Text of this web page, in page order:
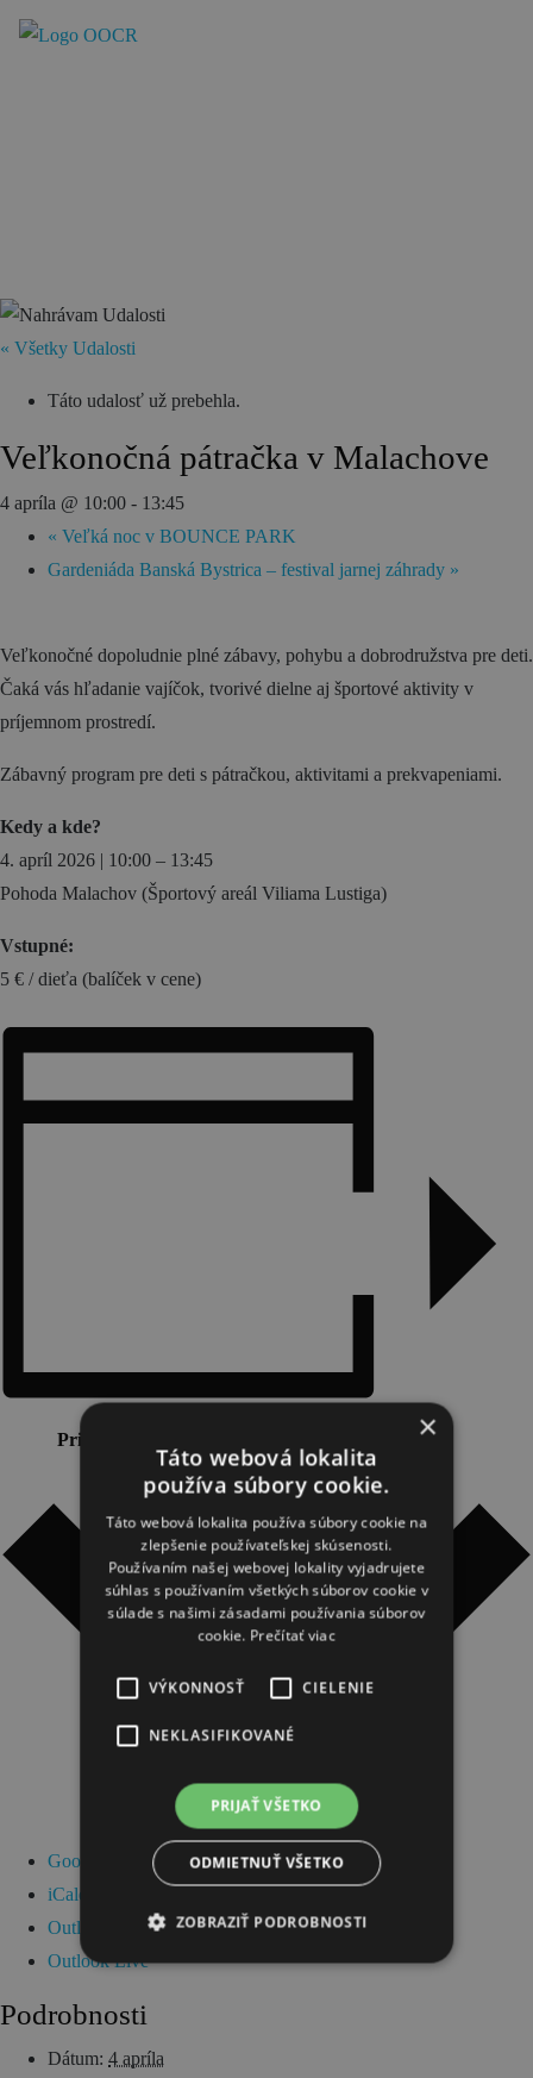
Zvolen
Kremnica
Krupina
Infocentrá
Zážitky
Šport a aktívny oddych
Gastronómia
Zážitky na Strednom Slovensku
3 veci, ktoré ste o Kremnici pravdepodobne
MÚZPAS = 8 kultúrnych zážitkov s 1 pasom
Novinky a podujatia
Zverejnené dokumenty
« Všetky Udalosti
Táto udalosť už prebehla.
Veľkonočná pátračka v Malachove
4 apríla @ 10:00 - 13:45
« Veľká noc v BOUNCE PARK
Gardeniáda Banská Bystrica – festival jarnej záhrady »
Veľkonočné dopoludnie plné zábavy, pohybu a dobrodružstva pre deti.
Čaká vás hľadanie vajíčok, tvorivé dielne aj športové aktivity v
príjemnom prostredí.
Zábavný program pre deti s pátračkou, aktivitami a prekvapeniami.
Kedy a kde?
4. apríl 2026 | 10:00 – 13:45
Pohoda Malachov (Športový areál Viliama Lustiga)
Vstupné:
5 € / dieťa (balíček v cene)
Pridať do kalendára
Google Kalendár
iCalendar
Outlook 365
Outlook Live
Podrobnosti
Dátum: 4 apríla
×
Táto webová lokalita
používa súbory cookie.
Táto webová lokalita používa súbory cookie na
zlepšenie používateľskej skúsenosti.
Používaním našej webovej lokality vyjadrujete
súhlas s používaním všetkých súborov cookie v
súlade s našimi zásadami používania súborov
cookie. Prečítať viac
VÝKONNOSŤ CIELENIE
NEKLASIFIKOVANÉ
PRIJAŤ VŠETKO
ODMIETNUŤ VŠETKO
ZOBRAZIŤ PODROBNOSTI